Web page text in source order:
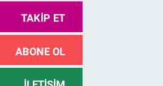
TAKIP ET
ABONE OL